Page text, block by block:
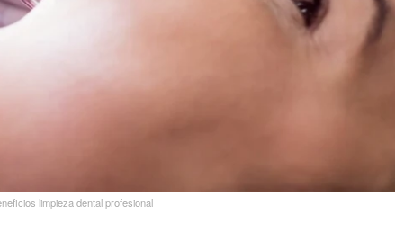
limpieza dental profesional